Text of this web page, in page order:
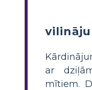
ar
mītiem.